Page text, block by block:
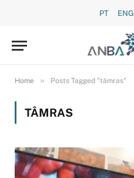
PT ENG
Home » Posts Tagged "tâmras"
TÂMRAS